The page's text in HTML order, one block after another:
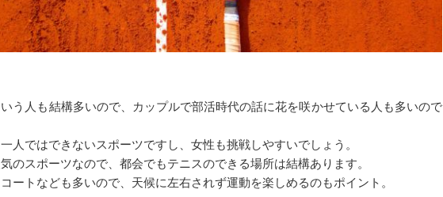
う人も結構多いので、カップルで部活時代の話に花を咲かせている人も多いので
人ではできないスポーツですし、女性も挑戦しやすいでしょう。
のスポーツなので、都会でもテニスのできる場所は結構あります。
ートなども多いので、天候に左右されず運動を楽しめるのもポイント。